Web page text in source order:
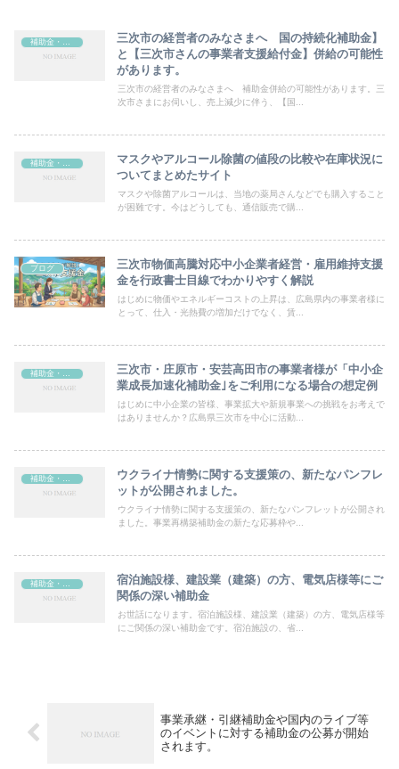
補助金・助成金
三次市の経営者のみなさまへ 国の持続化補助金】
と【三次市さんの事業者支援給付金】併給の可能性
があります。
三次市の経営者のみなさまへ 補助金併給の可能性があります。三
次市さまにお伺いし、売上減少に伴う、【国...
補助金・助成金
マスクやアルコール除菌の値段の比較や在庫状況に
ついてまとめたサイト
マスクや除菌アルコールは、当地の薬局さんなどでも購入すること
が困難です。今はどうしても、通信販売で購...
ブログ
三次市物価高騰対応中小企業者経営・雇用維持支援
金を行政書士目線でわかりやすく解説
はじめに物価やエネルギーコストの上昇は、広島県内の事業者様に
とって、仕入・光熱費の増加だけでなく、賃...
補助金・助成金
三次市・庄原市・安芸高田市の事業者様が「中小企
業成長加速化補助金｣をご利用になる場合の想定例
はじめに中小企業の皆様、事業拡大や新規事業への挑戦をお考えで
はありませんか？広島県三次市を中心に活動...
ウクライナ情勢に関する支援策の、新たなパンフレ
ットが公開されました。
ウクライナ情勢に関する支援策の、新たなパンフレットが公開され
ました。事業再構築補助金の新たな応募枠や...
宿泊施設様、建設業（建築）の方、電気店様等にご
関係の深い補助金
お世話になります。宿泊施設様、建設業（建築）の方、電気店様等
にご関係の深い補助金です。宿泊施設の、省...
事業承継・引継補助金や国内のライブ等
のイベントに対する補助金の公募が開始
されます。